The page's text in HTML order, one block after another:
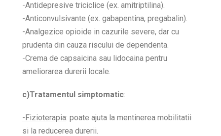
-Antidepresive triciclice (ex. amitriptilina).
-Anticonvulsivante (ex. gabapentina, pregabalin).
-Analgezice opioide in cazurile severe, dar cu
prudenta din cauza riscului de dependenta.
-Crema de capsaicina sau lidocaina pentru
ameliorarea durerii locale.
c)Tratamentul simptomatic:
-Fizioterapia: poate ajuta la mentinerea mobilitatii
si la reducerea durerii.